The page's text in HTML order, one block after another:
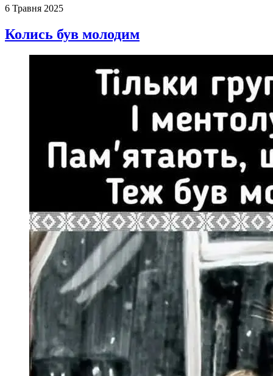
6 Травня 2025
Колись був молодим